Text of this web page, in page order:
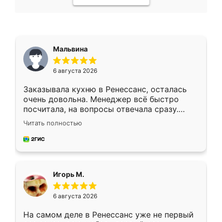
Мальвина
6 августа 2026
Заказывала кухню в Ренессанс, осталась
очень довольна. Менеджер всё быстро
посчитала, на вопросы отвечала сразу.
Замерщик приехал в субботу, подошёл к
делу со всей ответственностью. Собрали
за день, ребята работали аккуратно, даже
Читать полностью
Игорь М.
6 августа 2026
На самом деле в Ренессанс уже не первый